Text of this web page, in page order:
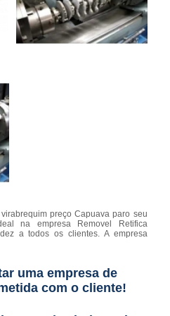
preço Capuava paro seu
na empresa Removel Retifica
a todos os clientes. A empresa
uma empresa de
com o cliente!